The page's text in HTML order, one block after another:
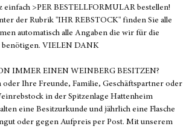
>PER BESTELLFORMULAR bestellen!
der Rubrik "IHR REBSTOCK" finden Sie alle
automatisch alle Angaben die wir für die
benötigen. VIELEN DANK
IMMER EINEN WEINBERG BESITZEN?
oder Ihre Freunde, Familie, Geschäftspartner oder
in der Spitzenlage Hattenheim
eine Besitzurkunde und jährlich eine Flasche
oder gegen Aufpreis per Post. Mit unserem